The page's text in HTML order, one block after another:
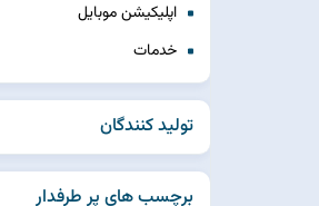
اپلیکیشن موبایل
خدمات
تولید کنندگان
برچسب های پر طرفدار